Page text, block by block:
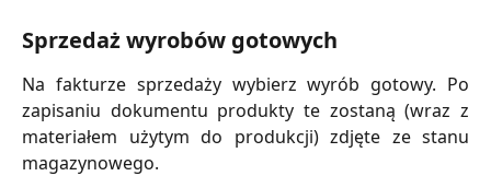
Sprzedaż wyrobów gotowych
Na fakturze sprzedaży wybierz wyrób gotowy. Po
zapisaniu dokumentu produkty te zostaną (wraz z
materiałem użytym do produkcji) zdjęte ze stanu
magazynowego.